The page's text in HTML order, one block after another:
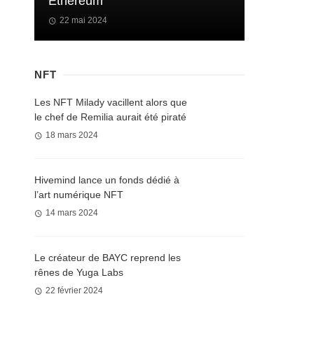
22 mai 2024
NFT
Les NFT Milady vacillent alors que
le chef de Remilia aurait été piraté
18 mars 2024
Hivemind lance un fonds dédié à
l’art numérique NFT
14 mars 2024
Le créateur de BAYC reprend les
rênes de Yuga Labs
22 février 2024